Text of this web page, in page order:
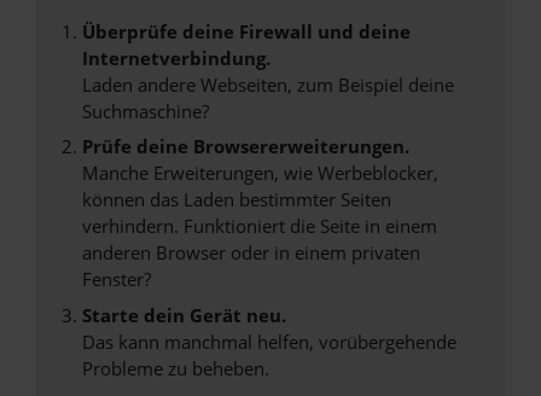
Überprüfe deine Firewall und deine
Internetverbindung.
Laden andere Webseiten, zum Beispiel deine
Suchmaschine?
Prüfe deine Browsererweiterungen.
Manche Erweiterungen, wie Werbeblocker,
können das Laden bestimmter Seiten
verhindern. Funktioniert die Seite in einem
anderen Browser oder in einem privaten
Fenster?
Starte dein Gerät neu.
Das kann manchmal helfen, vorübergehende
Probleme zu beheben.